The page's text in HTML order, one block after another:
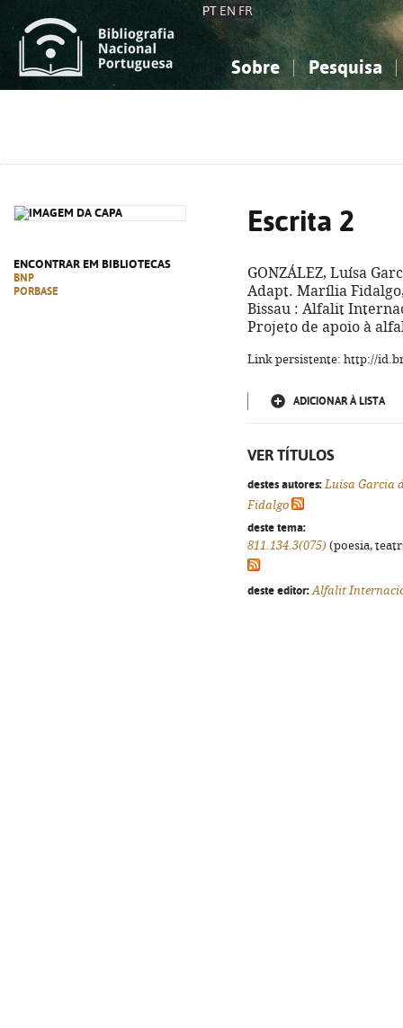
PT EN FR
Sobre Pesquisa
ENCONTRAR EM BIBLIOTECAS
BNP
PORBASE
Escrita 2
GONZÁLEZ, Luísa
Adapt. Marília
Bissau : Alfalit
Projeto de apoio à
Link persistente: http://
ADICIONAR À LISTA
VER TÍTULOS
destes autores: Luísa Garcia
Fidalgo
deste tema:
811.134.3(075) (poesia,
deste editor: Alfalit